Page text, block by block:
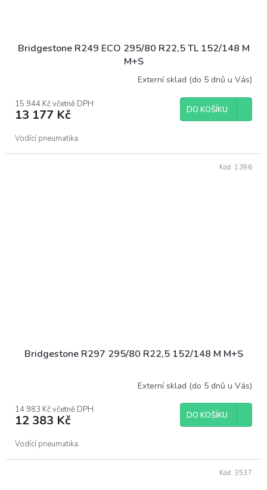
Bridgestone R249 ECO 295/80 R22,5 TL 152/148 M
M+S
Externí sklad (do 5 dnů u Vás)
15 944 Kč včetně DPH
13 177 Kč DO KOŠÍKU
Vodící pneumatika.
Bridgestone R297 295/80 R22,5 152/148 M M+S
Externí sklad (do 5 dnů u Vás)
14 983 Kč včetně DPH
12 383 Kč DO KOŠÍKU
Vodící pneumatika.
Kód: 1396
Kód: 3537